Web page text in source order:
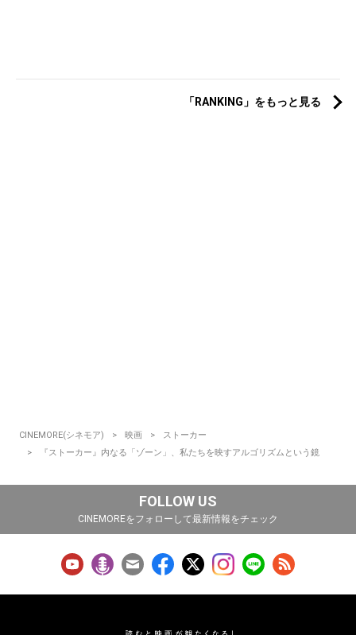
「RANKING」をもっと見る
CINEMORE(シネモア) 映画
ストーカー
『ストーカー』内なる「ゾーン」、私たちを映すアルゴリズムという鏡
FOLLOW US
CINEMOREをフォローして最新情報をチェック